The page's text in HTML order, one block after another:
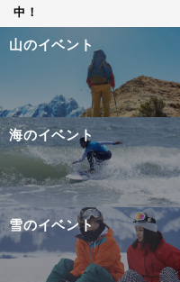
中！
山のイベント
海のイベント
雪のイベント